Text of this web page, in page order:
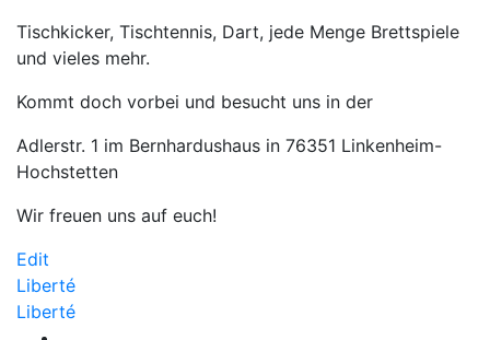
Tischkicker, Tischtennis, Dart, jede Menge Brettspiele
und vieles mehr.
Kommt doch vorbei und besucht uns in der
Adlerstr. 1 im Bernhardushaus in 76351 Linkenheim-
Hochstetten
Wir freuen uns auf euch!
Edit
Beitragsnavigation
Liberté
Liberté